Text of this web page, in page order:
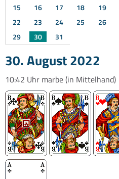
15
16 17 18 19
22
23 24 25 26
29
30 31
30. August 2022
10:42 Uhr marbe(in Mittelhand)